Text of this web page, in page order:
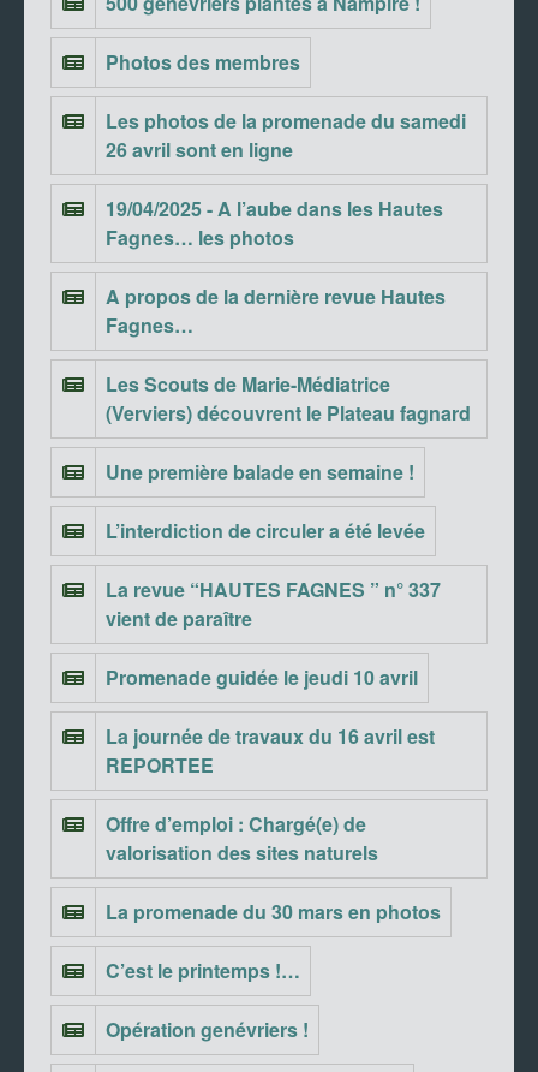
Photos des membres
Les photos de la promenade du samedi
26 avril sont en ligne
19/04/2025 - A l’aube dans les Hautes
Fagnes… les photos
A propos de la dernière revue Hautes
Fagnes…
Les Scouts de Marie-Médiatrice
(Verviers) découvrent le Plateau fagnard
Une première balade en semaine !
L’interdiction de circuler a été levée
La revue “HAUTES FAGNES ” n° 337
vient de paraître
Promenade guidée le jeudi 10 avril
La journée de travaux du 16 avril est
REPORTEE
Offre d’emploi : Chargé(e) de
valorisation des sites naturels
La promenade du 30 mars en photos
C’est le printemps !…
Opération genévriers !